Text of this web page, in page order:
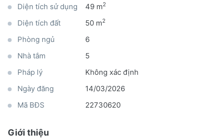
Diện tích sử dụng 49 m2
Diện tích đất 50 m2
Phòng ngủ
6
Nhà tắm
5
Pháp lý
Không xác định
Ngày đăng
14/03/2026
Mã BĐS
22730620
Giới thiệu